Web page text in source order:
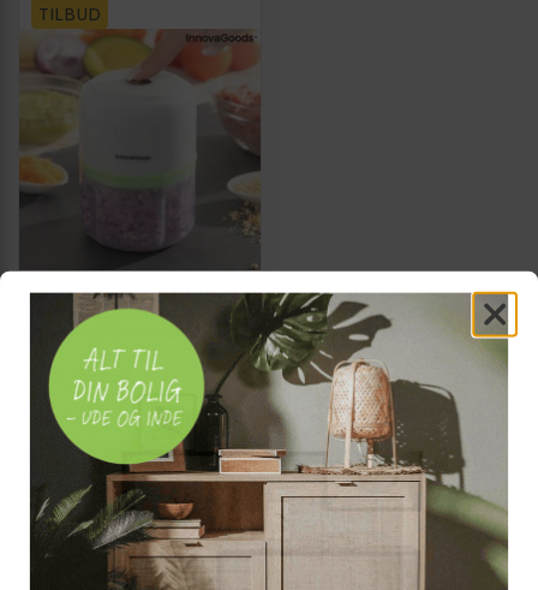
TILBUD
INNOVAGOODS
Echoppie genopladelig
bærbar minihakker 250 ml
(19)
144,-
119,- Vis
På lager